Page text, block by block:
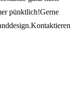
pünktlich!Gerne